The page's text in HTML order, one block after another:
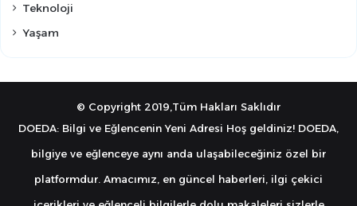
Teknoloji
Yaşam
© Copyright 2019,Tüm Hakları Saklıdır
DOEDA: Bilgi ve Eğlencenin Yeni Adresi Hoş geldiniz! DOEDA,
bilgiye ve eğlenceye aynı anda ulaşabileceğiniz özel bir
platformdur. Amacımız, en güncel haberleri, ilgi çekici